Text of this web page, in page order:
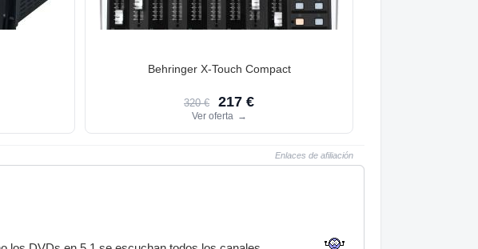
Behringer X-Touch Compact
320 € 217 €
Ver oferta →
Enlaces de afiliación